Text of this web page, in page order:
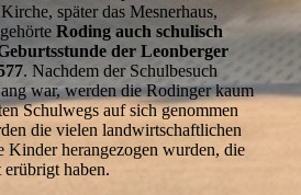
später das Mesnerhaus,
Roding auch schulisch
der Leonberger
. Nachdem der Schulbesuch
war, werden die Rodinger kaum
Schulwegs auf sich genommen
die vielen landwirtschaftlichen
Kinder herangezogen wurden, die
haben.